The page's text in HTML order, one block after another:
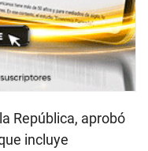
República, aprobó
incluye